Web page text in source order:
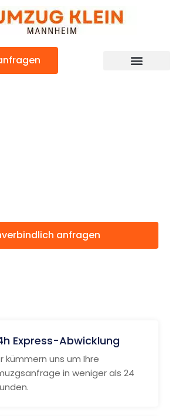
anfragen
Express-Abwicklung
kümmern uns um Ihre
in weniger als 24